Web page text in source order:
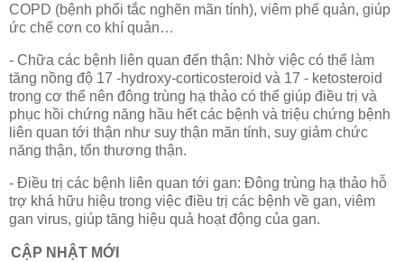
COPD (bệnh phổi tắc nghẽn mãn tính), viêm phế quản, giúp
ức chế cơn co khí quản…
- Chữa các bệnh liên quan đến thận: Nhờ việc có thể làm
tăng nồng độ 17 -hydroxy-corticosteroid và 17 - ketosteroid
trong cơ thể nên đông trùng hạ thảo có thể giúp điều trị và
phục hồi chứng năng hầu hết các bệnh và triệu chứng bệnh
liên quan tới thận như suy thận mãn tính, suy giảm chức
năng thận, tổn thương thận.
- Điều trị các bệnh liên quan tới gan: Đông trùng hạ thảo hỗ
trợ khá hữu hiệu trong việc điều trị các bệnh về gan, viêm
gan virus, giúp tăng hiệu quả hoạt động của gan.
CẬP NHẬT MỚI